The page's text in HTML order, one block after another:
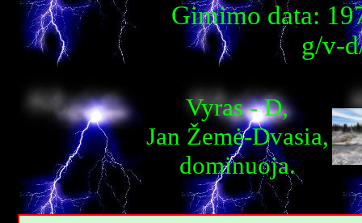
Gimimo data:
g/v-
Vyras - D,
Jan Žemė-Dvasia,
dominuoja.